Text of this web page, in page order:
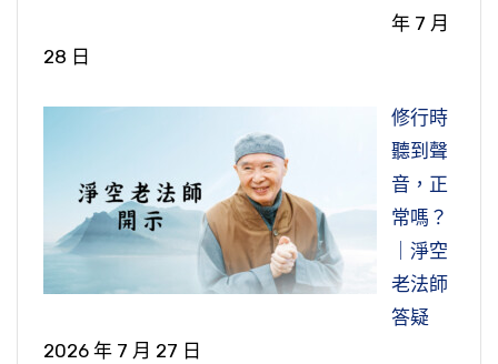
無量諸佛了。所以《金剛經》也講，已經不是在
一佛、二佛、三佛、四佛那裡種善根了，也是無
所以說我們一般講說再來人，過去生就是修行
『後忽夢父來謝云』，後來「有一天晚上忽
然夢見父親來」給他感謝。那父親，我們可以知
道，在生是捕魚的、抓魚的，造的是殺生業，墮
到水裡面，被水淹死了，肯定去的地方不好，肯
定就是墮三惡道。所以因為他父親墮水而死這樣
現在往生到哪裡？『求母生處』，現在到底到哪
裡去了？死了之後，見不到。從這個地方也看出
了，他不但念念不忘，還要知道母親現在往生到
哪裡去了，這個就跟《地藏經》的婆羅門女、光
目女是一樣的。我們現在人，實在講父母在世都
忘了，何況父母過世了，所以他的至孝，從這個
地方可以看出來。
『其夜』，他至誠有感應，『嶽帝召謂
曰』，那天晚上，東嶽大帝就找他去，說『汝母
一個，剩下一個女兒，他的太太哭得眼睛瞎掉
了。所以我看到，真的是哭了會瞎掉，後來給我
這裡我們看到這個，就是我們現在是還沒有遇到
這樣的孝子，但是做父母的哭子女，我是看到。
如果思念父母像思念兒女那樣的，那他就變成聖
賢了，就轉凡成聖了。所以這個孝很重要。
所以後來智聚法師，「常住在東山精舍，善
於講經說法，經常開講而不休息，一時佛法大
盛」。當然他這個孝心也必定感應三寶來加持，
求生西方，那是究竟圓滿的大孝，不然世間，你
做到怎麼樣的孝，還是不圓滿，所以出世間法的
是沒有義務照顧父母，還是要照顧，還是要盡世
好，這條公案我們就學習到這裡。祝大家福
慧增長，法喜充滿，阿彌陀佛！
家看。我們講經說法，勸人家要「孝養父母，奉
事師長」，這些如果沒有具體做出一個樣子，大
是具體做出來給大家看，大家看到了，那種教化
的效果當然就不一樣，就很殊勝了。所以說言教
不如身教，就是這個道理，凡事也都是同樣的。
這一個單元講孝親，一切都是從孝開始。
好，今天我們就學習到這裡。祝大家福慧增
人沒有貪心？都自私自利，貪瞋痴慢，貪擺在一
個，貪欲就墮到餓鬼道去了。人類這種貪婪之
但增長，是激烈，大幅度的增長。所以早上我看
了一則網路新聞，現在世界上有些富有的國家，
疫苗他要打第三劑，打了兩劑，要打第三劑。聯
合國衛生組織祕書長就出來譴責了，他說你們都
打了兩劑了，剩下的快過期了，那現在全世界這
個疫苗還不夠，為什麼不捐給一些比較窮困的國
家？你們國家的人要打第三劑，這個衛生組織就
譴責了。那我們學佛的人，有聽經的人，知道這
浮提品》裡面說，「於我滅後五百年中，諸比丘
等，猶於我法解脫堅固，次五百年我之正法禪定
三昧得住堅固，次五百年讀誦多聞得住堅固，次
五百年於我法中多造塔寺得住堅固，次五百年於
我法中鬥諍言頌白法隱沒損減堅固。」這個就是
現在這個時代，末法時期，鬥諍堅固。到哪裡都
是鬥諍，就是末法了。所以距離佛的時代愈久
遠，這個道心就愈淺薄了。愈往末法，修行就愈
年 7 月
28 日
修行時
聽到聲
音，正
常嗎？
｜淨空
老法師
答疑
2026 年 7 月 27 日